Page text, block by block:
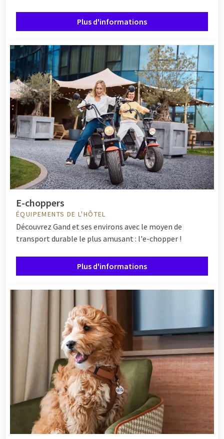
Plus d'informations
E-choppers
ÉQUIPEMENTS DE L'HÔTEL
Découvrez Gand et ses environs avec le moyen de
transport durable le plus amusant : l'e-chopper !
Plus d'informations